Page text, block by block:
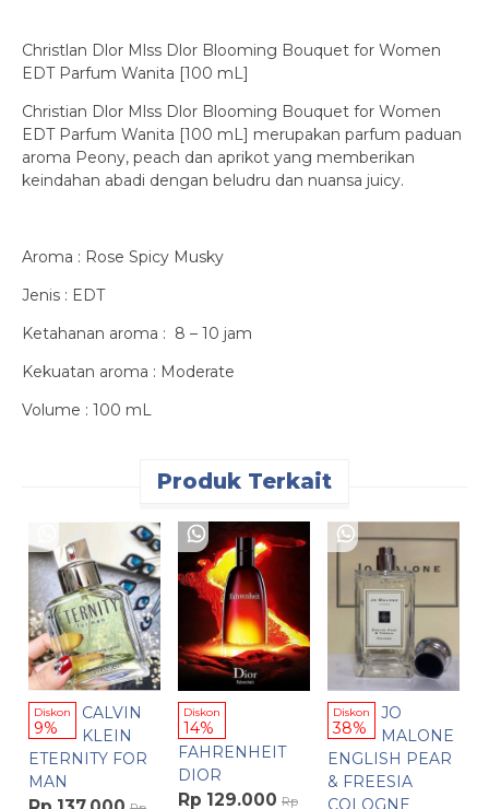
Christlan Dlor Mlss Dlor Blooming Bouquet for Women
EDT Parfum Wanita [100 mL]
Christian Dlor Mlss Dlor Blooming Bouquet for Women
EDT Parfum Wanita [100 mL] merupakan parfum paduan
aroma Peony, peach dan aprikot yang memberikan
keindahan abadi dengan beludru dan nuansa juicy.
Aroma : Rose Spicy Musky
Jenis : EDT
Ketahanan aroma : 8 – 10 jam
Kekuatan aroma : Moderate
Volume : 100 mL
Produk Terkait
Diskon
9%
CALVIN
KLEIN
ETERNITY FOR
MAN
Diskon
14%
FAHRENHEIT
DIOR
Rp 129.000 Rp
Diskon
38%
JO
MALONE
ENGLISH PEAR
& FREESIA